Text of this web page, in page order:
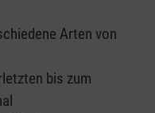
Arten von
bis zum